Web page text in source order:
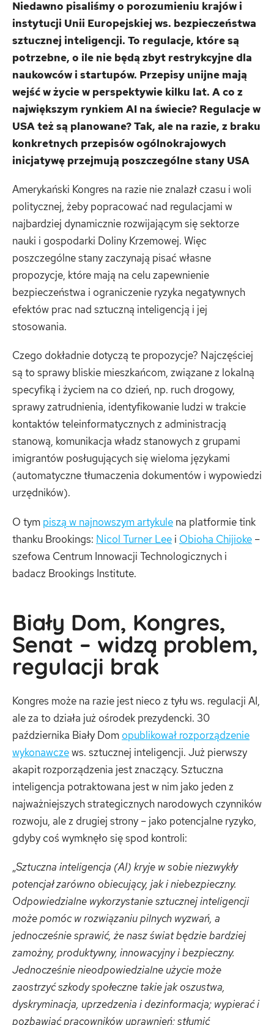
Niedawno pisaliśmy o porozumieniu krajów i
instytucji Unii Europejskiej ws. bezpieczeństwa
sztucznej inteligencji. To regulacje, które są
potrzebne, o ile nie będą zbyt restrykcyjne dla
naukowców i startupów. Przepisy unijne mają
wejść w życie w perspektywie kilku lat. A co z
największym rynkiem AI na świecie? Regulacje w
USA też są planowane? Tak, ale na razie, z braku
konkretnych przepisów ogólnokrajowych
inicjatywę przejmują poszczególne stany USA
Amerykański Kongres na razie nie znalazł czasu i woli
politycznej, żeby popracować nad regulacjami w
najbardziej dynamicznie rozwijającym się sektorze
nauki i gospodarki Doliny Krzemowej. Więc
poszczególne stany zaczynają pisać własne
propozycje, które mają na celu zapewnienie
bezpieczeństwa i ograniczenie ryzyka negatywnych
efektów prac nad sztuczną inteligencją i jej
stosowania.
Czego dokładnie dotyczą te propozycje? Najczęściej
są to sprawy bliskie mieszkańcom, związane z lokalną
specyfiką i życiem na co dzień, np. ruch drogowy,
sprawy zatrudnienia, identyfikowanie ludzi w trakcie
kontaktów teleinformatycznych z administracją
stanową, komunikacja władz stanowych z grupami
imigrantów posługujących się wieloma językami
(automatyczne tłumaczenia dokumentów i wypowiedzi
urzędników).
O tym piszą w najnowszym artykule na platformie tink
thanku Brookings: Nicol Turner Lee i Obioha Chijioke –
szefowa Centrum Innowacji Technologicznych i
badacz Brookings Institute.
Biały Dom, Kongres,
Senat – widzą problem,
regulacji brak
Kongres może na razie jest nieco z tyłu ws. regulacji AI,
ale za to działa już ośrodek prezydencki. 30
października Biały Dom opublikował rozporządzenie
wykonawczews. sztucznej inteligencji. Już pierwszy
akapit rozporządzenia jest znaczący. Sztuczna
inteligencja potraktowana jest w nim jako jeden z
najważniejszych strategicznych narodowych czynników
rozwoju, ale z drugiej strony – jako potencjalne ryzyko,
gdyby coś wymknęło się spod kontroli:
„Sztuczna inteligencja (AI) kryje w sobie niezwykły
potencjał zarówno obiecujący, jak i niebezpieczny.
Odpowiedzialne wykorzystanie sztucznej inteligencji
może pomóc w rozwiązaniu pilnych wyzwań, a
jednocześnie sprawić, że nasz świat będzie bardziej
zamożny, produktywny, innowacyjny i bezpieczny.
Jednocześnie nieodpowiedzialne użycie może
zaostrzyć szkody społeczne takie jak oszustwa,
dyskryminacja, uprzedzenia i dezinformacja; wypierać i
pozbawiać pracowników uprawnień; stłumić